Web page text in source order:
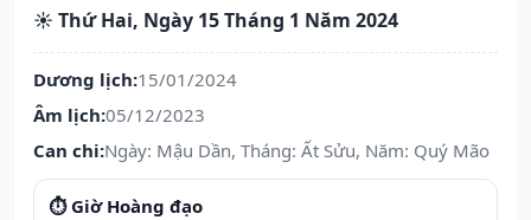
☀️ Thứ Hai, Ngày 15 Tháng 1 Năm 2024
Dương lịch:15/01/2024
Âm lịch:05/12/2023
Can chi:Ngày: Mậu Dần, Tháng: Ất Sửu, Năm: Quý Mão
⏱️ Giờ Hoàng đạo